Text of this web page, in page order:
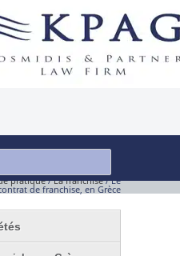
pratique/La franchise/Le
de franchise, en Grèce